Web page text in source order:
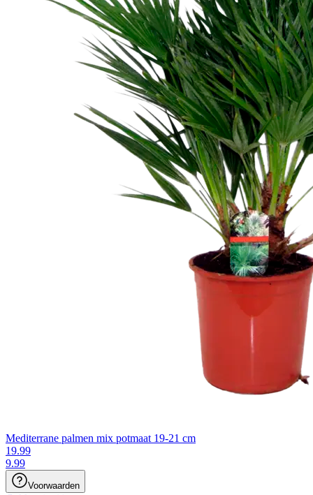
Mediterrane palmen mix potmaat 19-21 cm
19.99
9.99
Voorwaarden